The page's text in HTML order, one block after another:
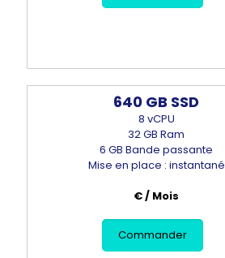
640 GB SSD
8 vCPU
32 GB Ram
6 GB Bande passante
Mise en place : instantané
€ / Mois
Commander